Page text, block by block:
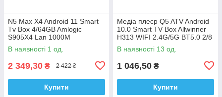
N5 Max X4 Android 11 Smart
Tv Box 4/64GB Amlogic
S905X4 Lan 1000M
В наявності 1 од.
2 349,30 ₴ 2 422 ₴
Купити
Медіа плеєр Q5 ATV Android
10.0 Smart TV Box Allwinner
H313 WIFI 2.4G/5G BT5.0 2/8
ATV голосовий пульт
В наявності 13 од.
1 046,50 ₴
Купити